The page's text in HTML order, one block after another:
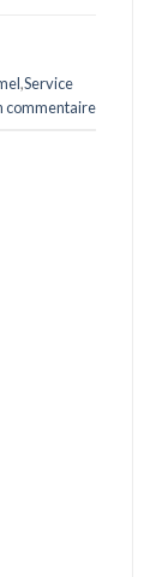
,Service
commentaire